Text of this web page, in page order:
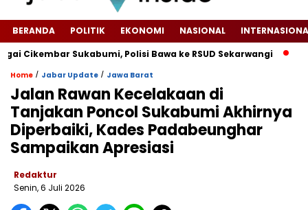
BERANDA POLITIK EKONOMI NASIONAL
Sukabumi, Polisi Bawa ke RSUD Sekarwangi‎
Tiang
Home / Jabar Update / Jawa Barat
‎Jalan Rawan Kecelakaan di
Tanjakan Poncol Sukabumi Akhirnya
Diperbaiki, Kades Padabeunghar
Sampaikan Apresiasi
Redaktur
Senin, 6 Juli 2026